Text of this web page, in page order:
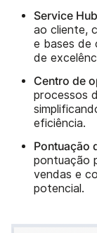
Service
ao cliente,
e bases de
de
Centro de
processos
eficiência.
Pontuação
pontuação
vendas e
potencial.